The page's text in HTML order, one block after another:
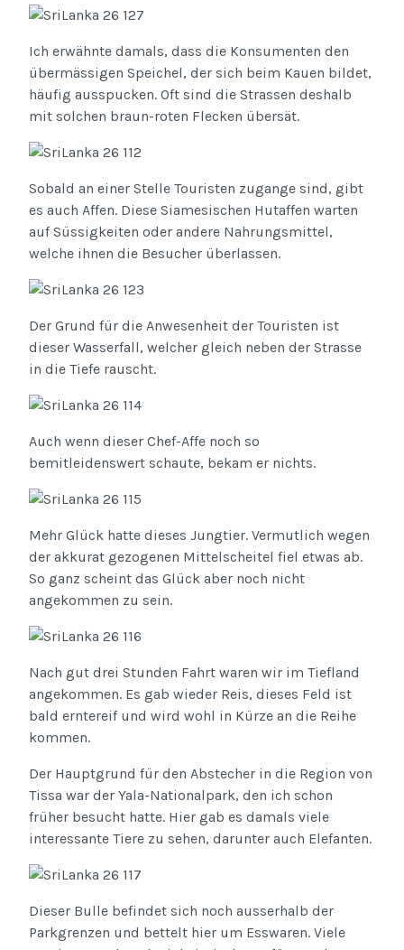
Ich erwähnte damals, dass die Konsumenten den
übermässigen Speichel, der sich beim Kauen bildet,
häufig ausspucken. Oft sind die Strassen deshalb
mit solchen braun-roten Flecken übersät.
Sobald an einer Stelle Touristen zugange sind, gibt
es auch Affen. Diese Siamesischen Hutaffen warten
auf Süssigkeiten oder andere Nahrungsmittel,
welche ihnen die Besucher überlassen.
Der Grund für die Anwesenheit der Touristen ist
dieser Wasserfall, welcher gleich neben der Strasse
in die Tiefe rauscht.
Auch wenn dieser Chef-Affe noch so
bemitleidenswert schaute, bekam er nichts.
Mehr Glück hatte dieses Jungtier. Vermutlich wegen
der akkurat gezogenen Mittelscheitel fiel etwas ab.
So ganz scheint das Glück aber noch nicht
angekommen zu sein.
Nach gut drei Stunden Fahrt waren wir im Tiefland
angekommen. Es gab wieder Reis, dieses Feld ist
bald erntereif und wird wohl in Kürze an die Reihe
kommen.
Der Hauptgrund für den Abstecher in die Region von
Tissa war der Yala-Nationalpark, den ich schon
früher besucht hatte. Hier gab es damals viele
interessante Tiere zu sehen, darunter auch Elefanten.
Dieser Bulle befindet sich noch ausserhalb der
Parkgrenzen und bettelt hier um Esswaren. Viele